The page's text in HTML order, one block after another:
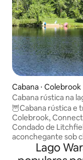
Cabana ⋅ Colebrook
Cabana rústica na
estrelas e
🦉Cabana rústica e
Colebrook,
Condado de Litchfield! Cama
aconchegante sob
andar de baixo,
confortos de um lar. Lagoa totalmente
Lago